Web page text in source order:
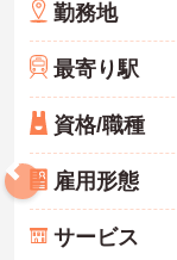
勤務地
最寄り駅
資格/職種
雇用形態
サービス